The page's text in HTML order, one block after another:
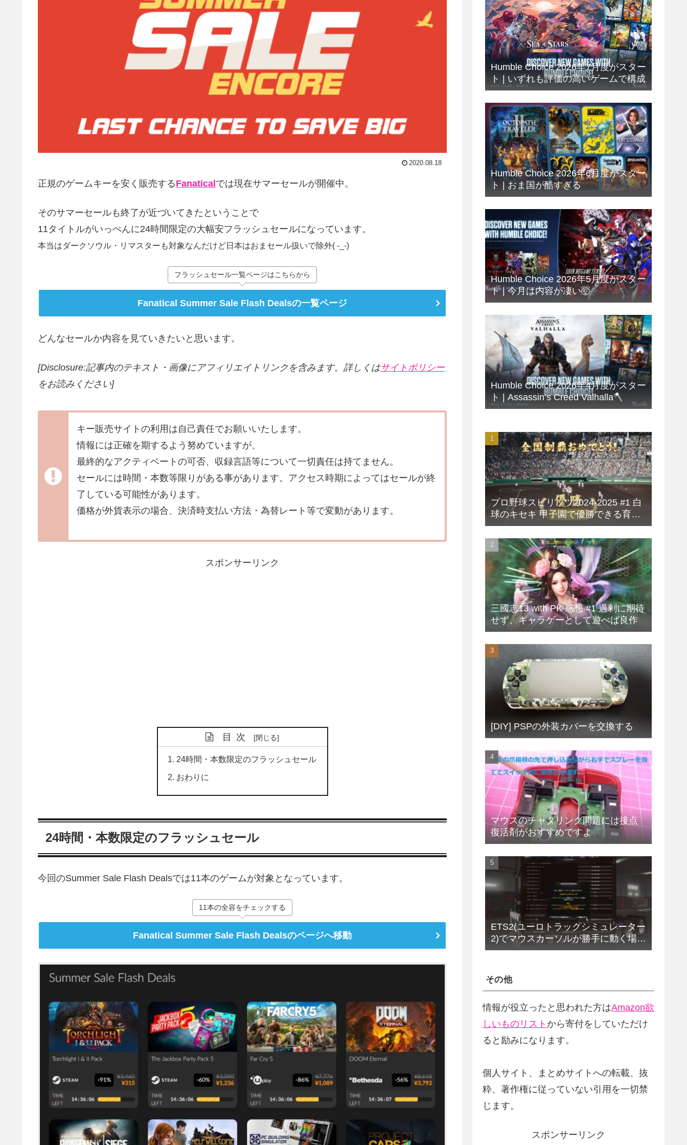
2020.08.18
正規のゲームキーを安く販売するFanatical では現在サマーセールが開催中。
そのサマーセールも終了が近づいてきたということで
11タイトルがいっぺんに24時間限定の大幅安フラッシュセールになっています。
本当はダークソウル・リマスターも対象なんだけど日本はおまセール扱いで除外( -_-)
フラッシュセール一覧ページはこちらから
Fanatical Summer Sale Flash Dealsの一覧ページ
どんなセールか内容を見ていきたいと思います。
[Disclosure:記事内のテキスト・画像にアフィリエイトリンクを含みます。詳しくはサイトポリシー
をお読みください]
キー販売サイトの利用は自己責任でお願いいたします。
情報には正確を期するよう努めていますが、
最終的なアクティベートの可否、収録言語等について一切責任は持てません。
セールには時間・本数等限りがある事があります。アクセス時期によってはセールが終
了している可能性があります。
価格が外貨表示の場合、決済時支払い方法・為替レート等で変動があります。
スポンサーリンク
目次
24時間・本数限定のフラッシュセール
おわりに
24時間・本数限定のフラッシュセール
今回のSummer Sale Flash Dealsでは11本のゲームが対象となっています。
11本の全容をチェックする
Fanatical Summer Sale Flash Dealsのページへ移動
Humble Choice 2026年7月度がスター
ト | いずれも評価の高いゲームで構成
Humble Choice 2026年6月度がスター
ト | おま国が酷すぎる
Humble Choice 2026年5月度がスター
ト | 今月は内容が凄い🤯
Humble Choice 2026年4月度がスター
ト | Assassin’s Creed Valhalla🪓
プロ野球スピリッツ2024-2025 #1 白
球のキセキ 甲子園で優勝できる育成
方法
三國志13 with PK 感想 #1 過剰に期待
せず、キャラゲーとして遊べば良作
[DIY] PSPの外装カバーを交換する
マウスのチャタリング問題には接点
復活剤がおすすめですよ
ETS2(ユーロトラックシミュレーター
2)でマウスカーソルが勝手に動く場合
の解決法(改定版)
その他
情報が役立ったと思われた方はAmazon欲
しいものリスト から寄付をしていただけ
ると励みになります。
個人サイト、まとめサイトへの転載、抜
粋、著作権に従っていない引用を一切禁
じます。
スポンサーリンク